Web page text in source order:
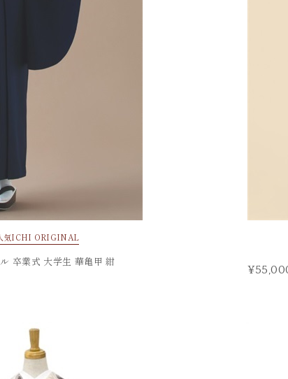
気ICHI ORIGINAL
卒業式 大学生 華亀甲 紺